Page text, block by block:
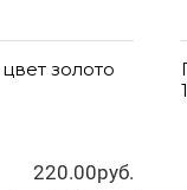
золото
220.00руб.